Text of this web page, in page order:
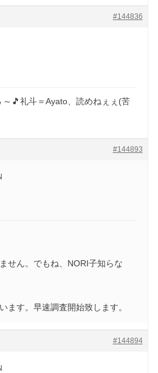
#144836
🎵礼斗＝Ayato、読めねぇぇ(苦
#144893
せん。でもね、NORI子知らな
ます。早速調査開始致します。
#144894